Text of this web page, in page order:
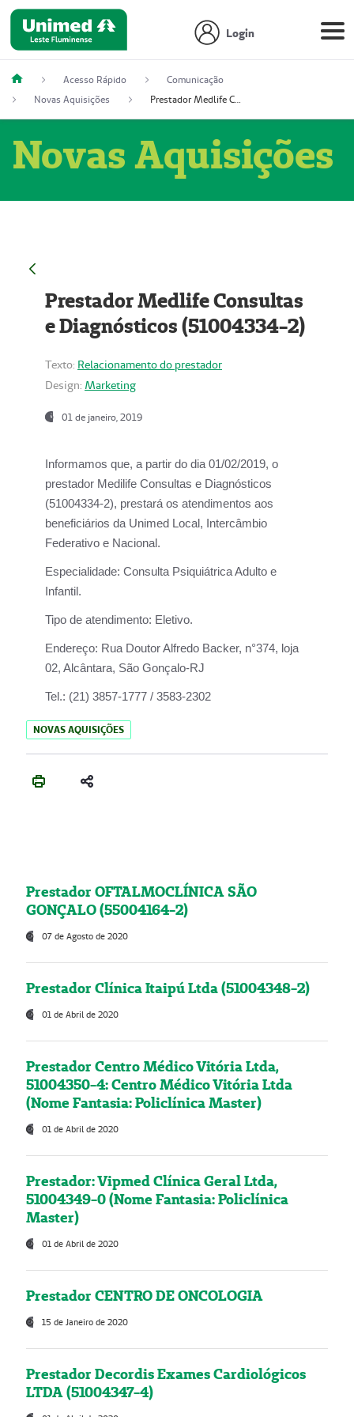
Login
Acesso Rápido
Comunicação
Novas Aquisições
Prestador Medlife Consultas e Diagnósticos (51004334-2)
Novas Aquisições
Prestador Medlife Consultas
e Diagnósticos (51004334-2)
Texto: Relacionamento do prestador
Design: Marketing
01 de janeiro, 2019
Informamos que, a partir do dia 01/02/2019, o
prestador Medilife Consultas e Diagnósticos
(51004334-2), prestará os atendimentos aos
beneficiários da Unimed Local, Intercâmbio
Federativo e Nacional.
Especialidade: Consulta Psiquiátrica Adulto e
Infantil.
Tipo de atendimento: Eletivo.
Endereço: Rua Doutor Alfredo Backer, n°374, loja
02, Alcântara, São Gonçalo-RJ
Tel.: (21) 3857-1777 / 3583-2302
NOVAS AQUISIÇÕES
Prestador OFTALMOCLÍNICA SÃO
GONÇALO (55004164-2)
07 de Agosto de 2020
Prestador Clínica Itaipú Ltda (51004348-2)
01 de Abril de 2020
Prestador Centro Médico Vitória Ltda,
51004350-4: Centro Médico Vitória Ltda
(Nome Fantasia: Policlínica Master)
01 de Abril de 2020
Prestador: Vipmed Clínica Geral Ltda,
51004349-0 (Nome Fantasia: Policlínica
Master)
01 de Abril de 2020
Prestador CENTRO DE ONCOLOGIA
15 de Janeiro de 2020
Prestador Decordis Exames Cardiológicos
LTDA (51004347-4)